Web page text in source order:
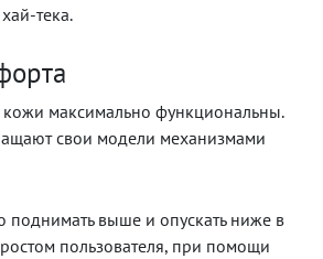
тека.
максимально функциональны.
свои модели механизмами
выше и опускать ниже в
ростом пользователя, при помощи